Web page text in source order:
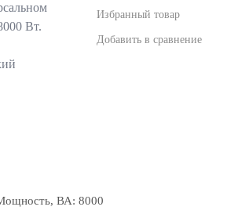
Вт.
Избранный товар
Добавить в сравнение
ВА: 8000